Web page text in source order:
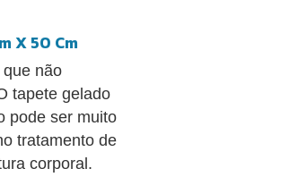
X 50 Cm
não
tapete gelado
pode ser muito
tratamento de
corporal.